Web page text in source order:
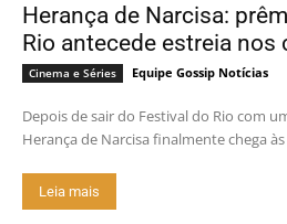
Herança de Narcisa:
Rio antecede estreia nos
Cinema e Séries Equipe Gossip Notícias
Depois de sair do Festival do Rio com
Herança de Narcisa finalmente chega
Leia mais